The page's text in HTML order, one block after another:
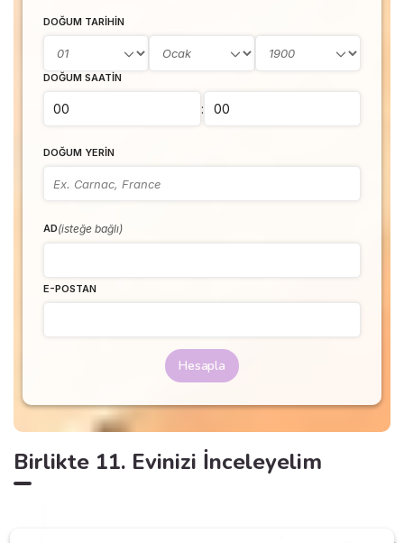
DOĞUM TARIHIN
DOĞUM SAATIN
:
DOĞUM YERIN
AD(isteğe bağlı)
E-POSTAN
Hesapla
Birlikte 11. Evinizi İnceleyelim